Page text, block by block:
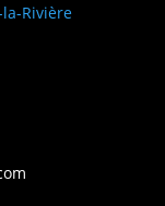
Rivière